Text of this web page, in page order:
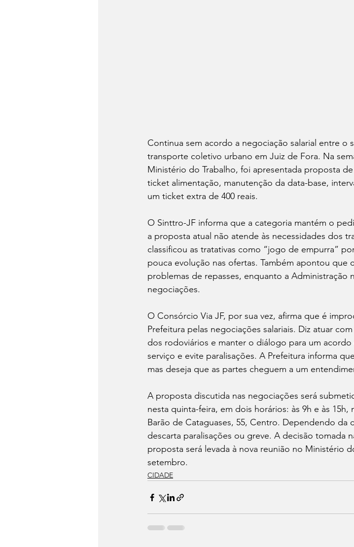
Continua sem acordo a negociação salarial entre
transporte coletivo urbano em Juiz de Fora. Na
Ministério do Trabalho, foi apresentada proposta
ticket alimentação, manutenção da data-base,
um ticket extra de 400 reais.
O Sinttro-JF informa que a categoria mantém o
a proposta atual não atende às necessidades dos
classificou as tratativas como “jogo de empurra”
pouca evolução nas ofertas. Também apontou que
problemas de repasses, enquanto a Administração
negociações.
O Consórcio Via JF, por sua vez, afirma que é
Prefeitura pelas negociações salariais. Diz atuar
dos rodoviários e manter o diálogo para um
serviço e evite paralisações. A Prefeitura informa
mas deseja que as partes cheguem a um
A proposta discutida nas negociações será
nesta quinta-feira, em dois horários: às 9h e às
Barão de Cataguases, 55, Centro. Dependendo da
descarta paralisações ou greve. A decisão tomada
proposta será levada à nova reunião no Ministério
setembro.
CIDADE